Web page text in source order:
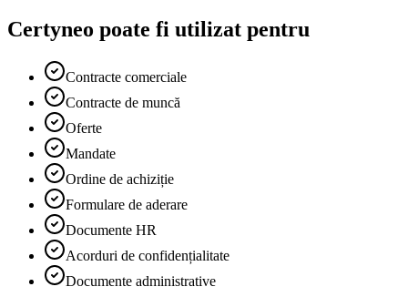
Certyneo poate fi utilizat pentru
Contracte comerciale
Contracte de muncă
Oferte
Mandate
Ordine de achiziție
Formulare de aderare
Documente HR
Acorduri de confidențialitate
Documente administrative